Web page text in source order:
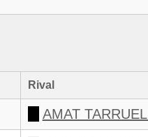
Rival
AMAT